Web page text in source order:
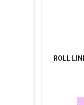
ROLL